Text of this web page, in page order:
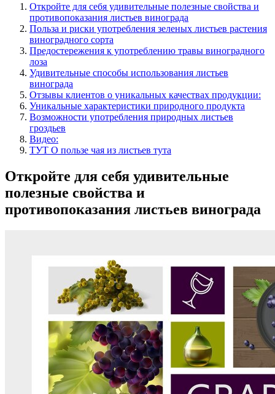
Откройте для себя удивительные полезные свойства и
противопоказания листьев винограда
Польза и риски употребления зеленых листьев растения
виноградного сорта
Предостережения к употреблению травы виноградного
лоза
Удивительные способы использования листьев
винограда
Отзывы клиентов о уникальных качествах продукции:
Уникальные характеристики природного продукта
Возможности употребления природных листьев
гроздьев
Видео:
ТУТ О пользе чая из листьев тута
Откройте для себя удивительные
полезные свойства и
противопоказания листьев винограда